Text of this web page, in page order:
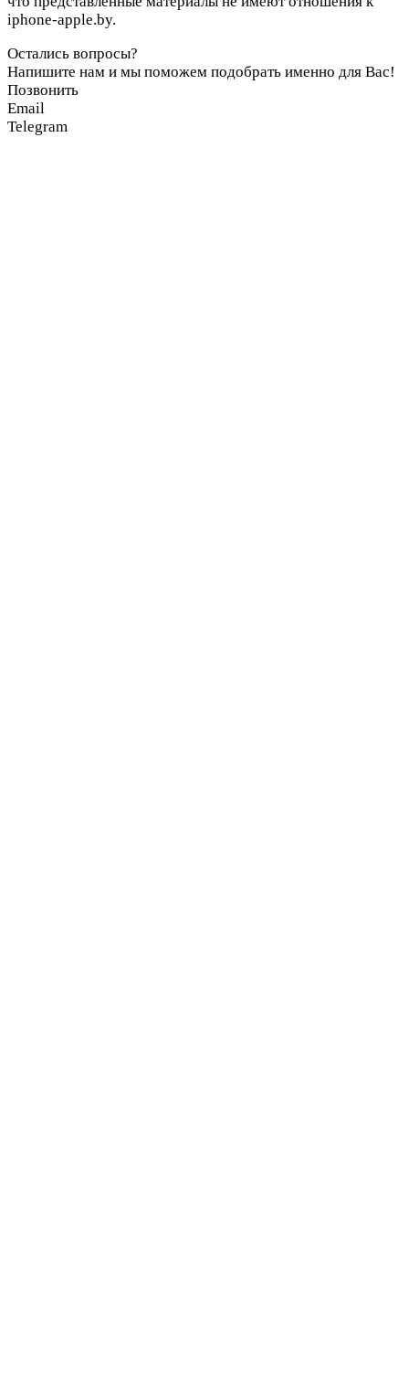
iphone-apple.by.
Остались вопросы?
Напишите нам и мы поможем подобрать именно для Вас!
Позвонить
Email
Telegram